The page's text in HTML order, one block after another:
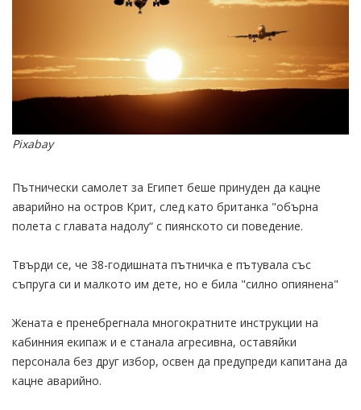
Pixabay
Пътнически самолет за Египет беше принуден да кацне
аварийно на остров Крит, след като британка "обърна
полета с главата надолу“ с пиянското си поведение.
Твърди се, че 38-годишната пътничка е пътувала със
съпруга си и малкото им дете, но е била "силно опиянена"
Жената е пренебрегнала многократните инструкции на
кабинния екипаж и е станала агресивна, оставяйки
персонала без друг избор, освен да предупреди капитана да
кацне аварийно.